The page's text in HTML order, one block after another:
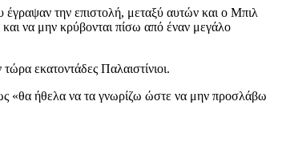
έγραψαν την επιστολή, μεταξύ αυτών και ο Μπιλ
και να μην κρύβονται πίσω από έναν μεγάλο
εκατοντάδες Παλαιστίνιοι.
«θα ήθελα να τα γνωρίζω ώστε να μην προσλάβω